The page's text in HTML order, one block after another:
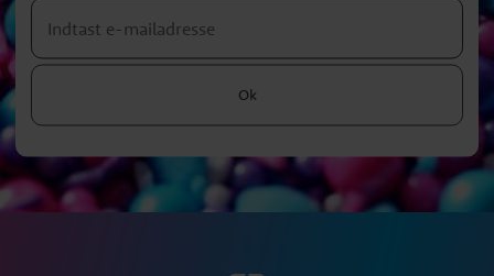
Ok